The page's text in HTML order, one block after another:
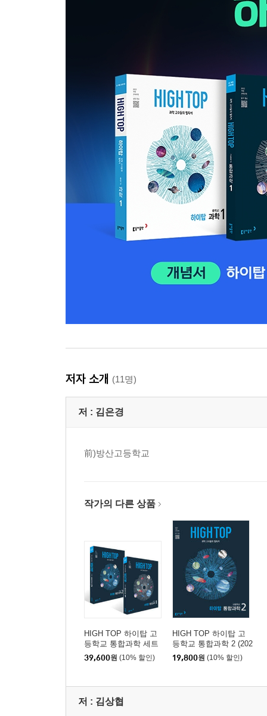
저자 소개 (11명)
저 : 김은경
前)방산고등학교
작가의 다른 상품
HIGH TOP 하이탑 고
등학교 통합과학 세트
(2026년용)
39,600원 (10% 할인)
HIGH TOP 하이탑 고
등학교 통합과학 2 (202
6년용)
19,800원 (10% 할인)
저 : 김상협